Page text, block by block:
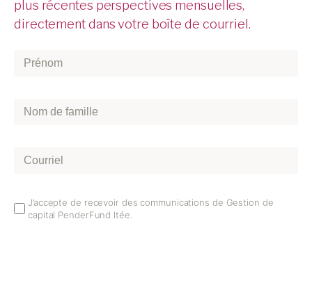
plus récentes perspectives mensuelles,
directement dans votre boîte de courriel.
Prénom*
Nom
Courriel*
Email
Opt
J’accepte de recevoir des communications de Gestion de
capital PenderFund ltée.